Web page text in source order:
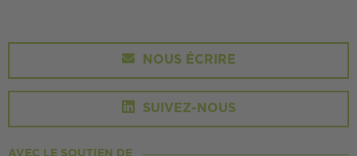
NOUS ÉCRIRE
SUIVEZ-NOUS
AVEC LE SOUTIEN DE